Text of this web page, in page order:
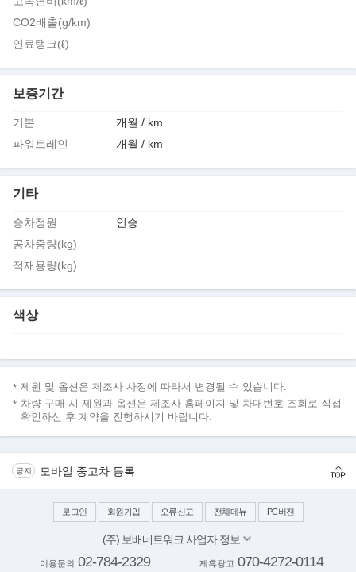
CO2배출(g/km)
연료탱크(ℓ)
보증기간
기본
개월 / km
파워트레인
개월 / km
기타
승차정원
인승
공차중량(kg)
적재용량(kg)
색상
제원 및 옵션은 제조사 사정에 따라서 변경될 수 있습니다.
차량 구매 시 제원과 옵션은 제조사 홈페이지 및 차대번호 조회로 직접
확인하신 후 계약을 진행하시기 바랍니다.
공지 모바일 중고차 등록
로그인 회원가입 오류신고 전체메뉴 PC버전
(주) 보배네트워크 사업자 정보
대표이사: 김보배
이용문의 02-784-2329 제휴광고 070-4272-0114